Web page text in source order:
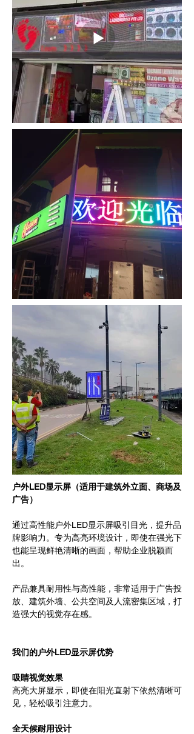
户外LED显示屏（适用于建筑外立面、商场及
广告）
通过高性能户外LED显示屏吸引目光，提升品
牌影响力。专为高亮环境设计，即使在强光下
也能呈现鲜艳清晰的画面，帮助企业脱颖而
出。
产品兼具耐用性与高性能，非常适用于广告投
放、建筑外墙、公共空间及人流密集区域，打
造强大的视觉存在感。
我们的户外LED显示屏优势
吸睛视觉效果
高亮大屏显示，即使在阳光直射下依然清晰可
见，轻松吸引注意力。
全天候耐用设计